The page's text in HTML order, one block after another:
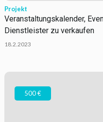
Projekt
Veranstaltungskalender,
Dienstleister zu verkaufen
18.2.2023
500 €